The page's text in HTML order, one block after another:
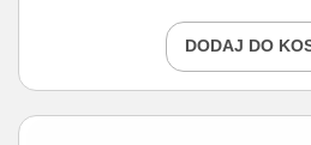
DODAJ DO